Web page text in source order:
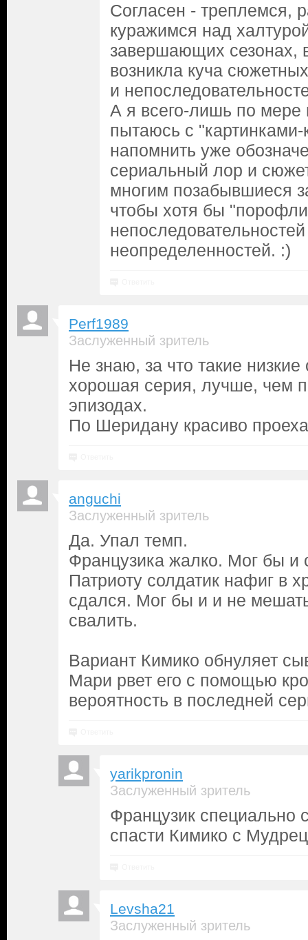
Согласен - треплемся,
куражимся над
завершающих сезонах,
возникла куча
и
А я всего-лишь по мере
пытаюсь с
напомнить уже
сериальный лор и
многим позабывшиеся
чтобы хотя бы
неопределенностей. :)
Perf1989
Заслуженный зритель
Не знаю, за что такие
хорошая серия, лучше, чем
эпизодах.
По Шеридану красиво
anguchi
Заслуженный зритель
Да. Упал темп.
Французика жалко. Мог бы и
Патриоту солдатик нафиг в
сдался. Мог бы и и не
свалить.
Вариант Кимико обнуляет
Мари рвет его с помощью
вероятность в последней
yarikpronin
Заслуженный зритель
Французик специально
спасти Кимико с
Levsha21
Заслуженный зритель